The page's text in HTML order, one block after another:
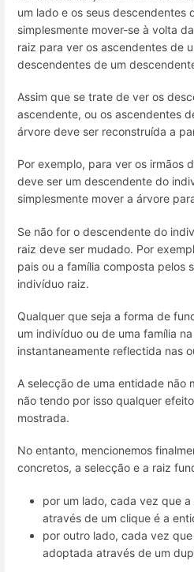
um lado e os seus descendentes
simplesmente mover-se à volta
raiz para ver os ascendentes de
descendentes de um
Assim que se trate de ver os
ascendente, ou os ascendentes
árvore deve ser reconstruída a
Por exemplo, para ver os irmãos
deve ser um descendente do
simplesmente mover a árvore
Se não for o descendente do
raiz deve ser mudado. Por
pais ou a família composta pelos
indivíduo raiz.
Qualquer que seja a forma de
um indivíduo ou de uma família
instantaneamente reflectida nas
A selecção de uma entidade não
não tendo por isso qualquer
mostrada.
No entanto, mencionemos
concretos, a selecção e a raiz
por um lado, cada vez que
através de um clique é a
por outro lado, cada vez
adoptada através de um